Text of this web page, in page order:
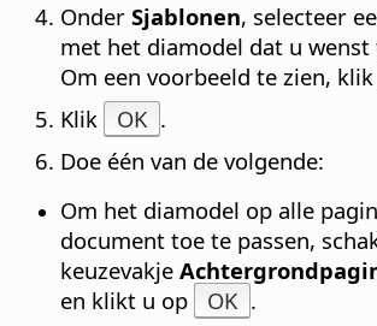
Onder Sjablonen, selecteer
met het diamodel dat u wenst
Om een voorbeeld te zien, klik
Klik
OK .
Doe één van de volgende:
Om het diamodel op alle
document toe te passen,
keuzevakje
en klikt u op
OK .